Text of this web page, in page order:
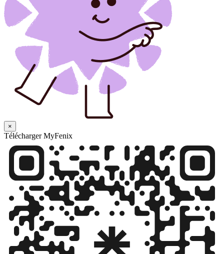
×
Télécharger MyFenix